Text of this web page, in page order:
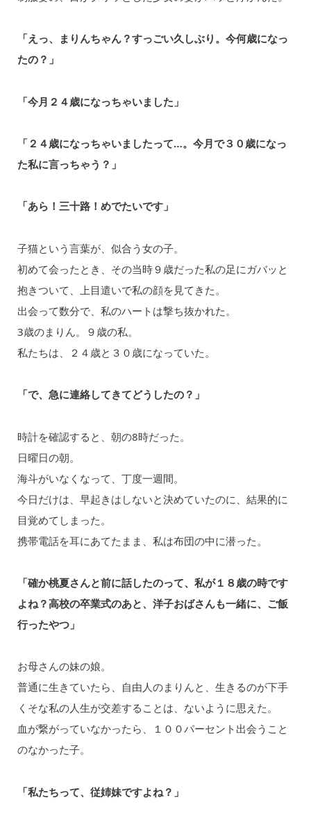
「えっ、まりんちゃん？すっごい久しぶり。今何歳になっ
たの？」
「今月２４歳になっちゃいました」
「２４歳になっちゃいましたって…。今月で３０歳になっ
た私に言っちゃう？」
「あら！三十路！めでたいです」
子猫という言葉が、似合う女の子。
初めて会ったとき、その当時９歳だった私の足にガバッと
抱きついて、上目遣いで私の顔を見てきた。
出会って数分で、私のハートは撃ち抜かれた。
3歳のまりん。９歳の私。
私たちは、２４歳と３０歳になっていた。
「で、急に連絡してきてどうしたの？」
時計を確認すると、朝の8時だった。
日曜日の朝。
海斗がいなくなって、丁度一週間。
今日だけは、早起きはしないと決めていたのに、結果的に
目覚めてしまった。
携帯電話を耳にあてたまま、私は布団の中に潜った。
「確か桃夏さんと前に話したのって、私が１８歳の時です
よね？高校の卒業式のあと、洋子おばさんも一緒に、ご飯
行ったやつ」
お母さんの妹の娘。
普通に生きていたら、自由人のまりんと、生きるのが下手
くそな私の人生が交差することは、ないように思えた。
血が繋がっていなかったら、１００パーセント出会うこと
のなかった子。
「私たちって、従姉妹ですよね？」